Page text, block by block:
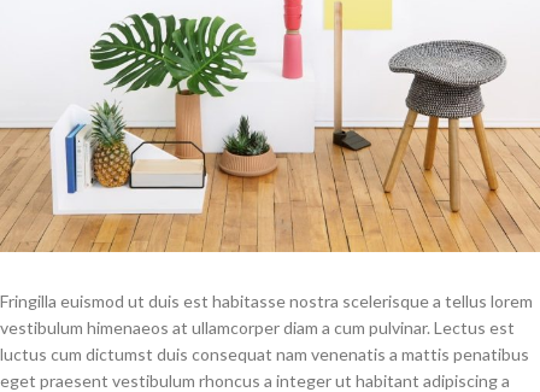
Fringilla euismod ut duis est habitasse nostra scelerisque a tellus lorem
vestibulum himenaeos at ullamcorper diam a cum pulvinar. Lectus est
luctus cum dictumst duis consequat nam venenatis a mattis penatibus
eget praesent vestibulum rhoncus a integer ut habitant adipiscing a